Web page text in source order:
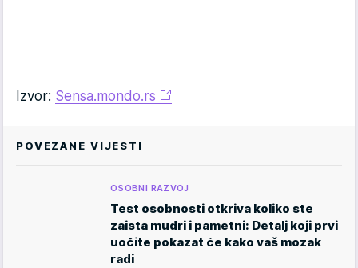
Izvor: Sensa.mondo.rs
POVEZANE VIJESTI
OSOBNI RAZVOJ
Test osobnosti otkriva koliko ste
zaista mudri i pametni: Detalj koji prvi
uočite pokazat će kako vaš mozak
radi